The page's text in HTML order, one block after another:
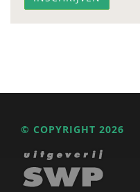
© COPYRIGHT 2026